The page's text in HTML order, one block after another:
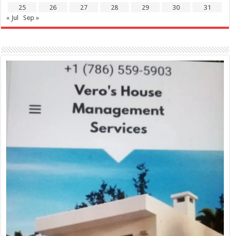
25
26 27 28 29 30
31
« Jul
Sep »